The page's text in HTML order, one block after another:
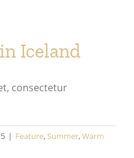
Iceland
consectetur
| Feature,Summer,Warm